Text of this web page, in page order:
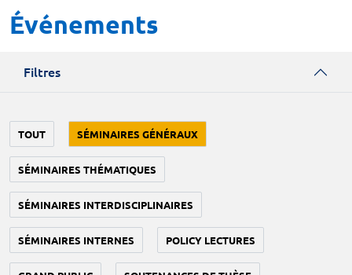
Événements
Filtres
TOUT SÉMINAIRES GÉNÉRAUX
SÉMINAIRES THÉMATIQUES
SÉMINAIRES INTERDISCIPLINAIRES
SÉMINAIRES INTERNES POLICY LECTURES